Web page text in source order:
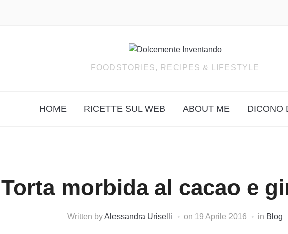
FOODSTORIES, RECIPES & LIFESTYLE
HOME RICETTE SUL WEB ABOUT ME DICONO
Torta morbida al cacao e
Written byAlessandra Uriselli on 19 Aprile 2016 in Blog